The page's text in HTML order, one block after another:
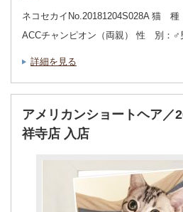
ネコセカイNo.20181204S028A 猫
ACCチャンピオン（両親） 性 別：
詳細を見る
アメリカンショートヘア／
祥寺店 入店